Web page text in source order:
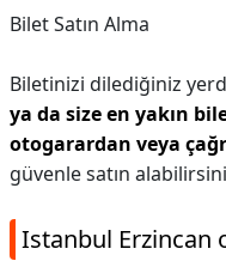
Bilet Satın Alma
Biletinizi dilediğiniz
ya da size en yakın
otogarardan veya
güvenle satın
Istanbul Erzincan